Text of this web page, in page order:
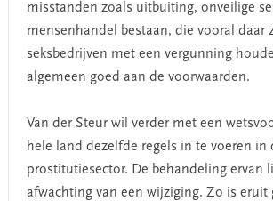
misstanden zoals uitbuiting, onveilige
mensenhandel bestaan, die vooral daar
seksbedrijven met een vergunning
algemeen goed aan de voorwaarden.
Van der Steur wil verder met een
hele land dezelfde regels in te voeren in
prostitutiesector. De behandeling ervan
afwachting van een wijziging. Zo is eruit